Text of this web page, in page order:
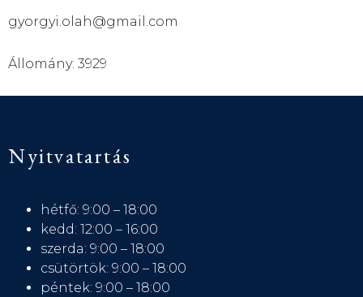
gyorgyi.olah@gmail.com
Állomány: 3929
Nyitvatartás
hétfő: 9:00 – 18:00
kedd: 12:00 – 16:00
szerda: 9:00 – 18:00
csütörtök: 9:00 – 18:00
péntek: 9:00 – 18:00